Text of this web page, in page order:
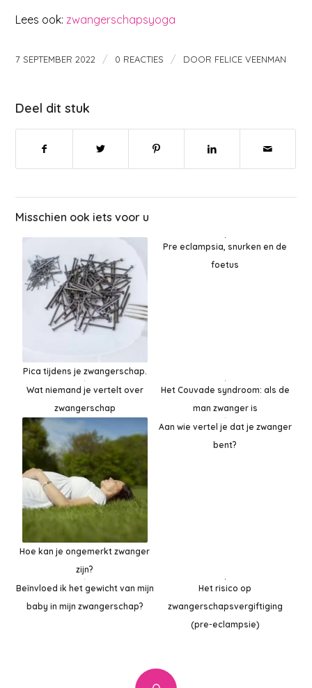
Lees ook:zwangerschapsyoga
7 SEPTEMBER 2022 / 0 REACTIES / DOOR FELICE VEENMAN
Deel dit stuk
Misschien ook iets voor u
Pica tijdens je zwangerschap.
Pre eclampsia, snurken en de
foetus
Wat niemand je vertelt over
zwangerschap
Het Couvade syndroom: als de
man zwanger is
Hoe kan je ongemerkt zwanger
zijn?
Aan wie vertel je dat je zwanger
bent?
Beïnvloed ik het gewicht van mijn
baby in mijn zwangerschap?
Het risico op
zwangerschapsvergiftiging
(pre-eclampsie)